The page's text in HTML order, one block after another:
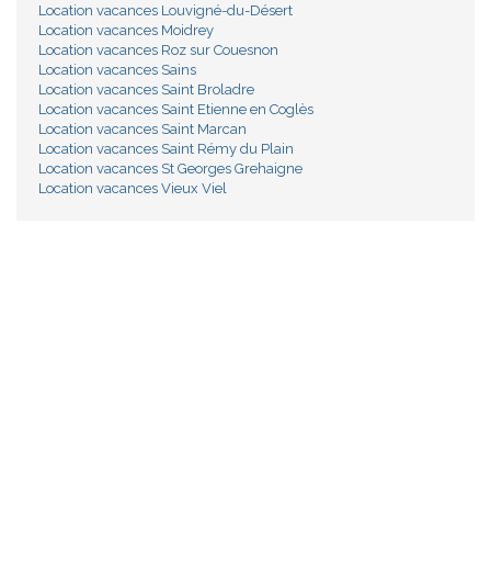
Location vacances Louvigné-du-Désert
Location vacances Moidrey
Location vacances Roz sur Couesnon
Location vacances Sains
Location vacances Saint Broladre
Location vacances Saint Etienne en Coglès
Location vacances Saint Marcan
Location vacances Saint Rémy du Plain
Location vacances St Georges Grehaigne
Location vacances Vieux Viel